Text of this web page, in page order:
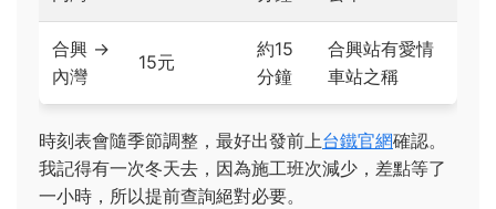
合興 →
內灣
15元
約15
分鐘
合興站有愛情
車站之稱
時刻表會隨季節調整，最好出發前上台鐵官網確認。
我記得有一次冬天去，因為施工班次減少，差點等了
一小時，所以提前查詢絕對必要。